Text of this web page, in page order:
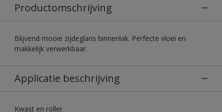
Productomschrijving
Blijvend mooie zijdeglans binnenlak. Perfecte vloei en
makkelijk verwerkbaar.
Applicatie beschrijving
Kwast en roller